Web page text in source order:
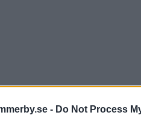
- Do Not Process